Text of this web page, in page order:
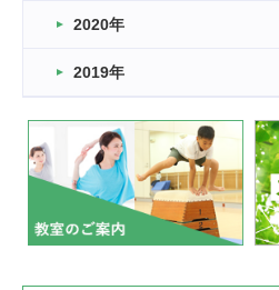
2022.11.03
緑ケ丘体育館
いたっぼーる大会☆彡
緑ケ丘体育館
2022.07.03
市内総合体育大会が開始
緑ケ丘体育館 猪名川運動広場
2020年
2019年